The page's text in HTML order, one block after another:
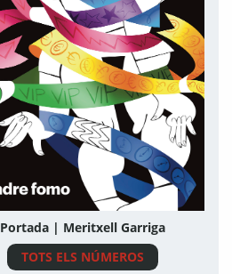
Portada | Meritxell Garriga
TOTS ELS NÚMEROS